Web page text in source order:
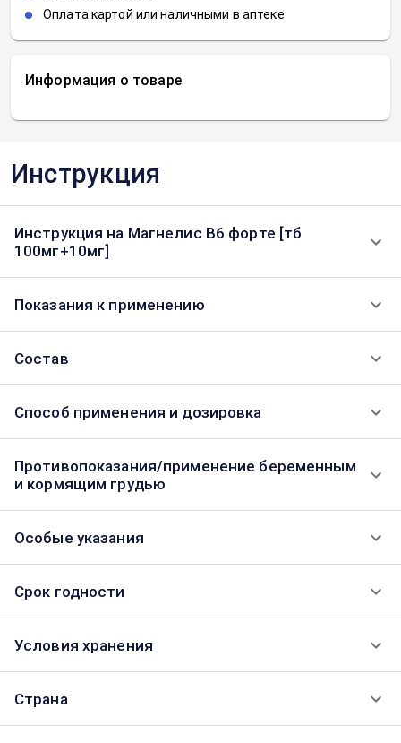
Информация о товаре
Оплата картой или наличными в аптеке
Инструкция
Инструкция на Магнелис В6 форте [тб
100мг+10мг]
Показания к применению
Состав
Способ применения и дозировка
Противопоказания/применение беременным
и кормящим грудью
Особые указания
Срок годности
Условия хранения
Страна